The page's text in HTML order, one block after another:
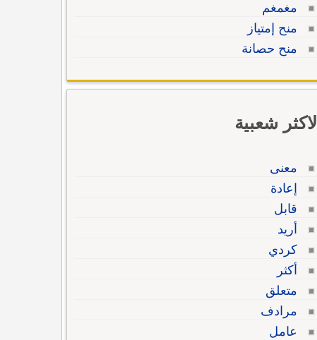
مغمغم
منح إمتياز
منح حصانة
الاكثر شعبية
معنى
إعادة
قابل
أريد
كردي
أكثر
متعلق
مرادف
عامل